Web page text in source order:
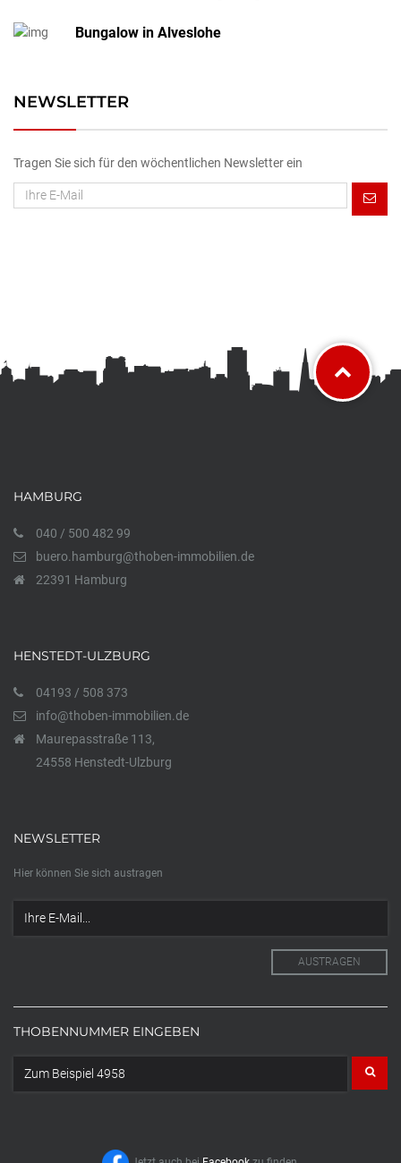
Bungalow in Alveslohe
NEWSLETTER
Tragen Sie sich für den wöchentlichen Newsletter ein
HAMBURG
040 / 500 482 99
buero.hamburg@thoben-immobilien.de
22391 Hamburg
HENSTEDT-ULZBURG
04193 / 508 373
info@thoben-immobilien.de
Maurepasstraße 113,
24558 Henstedt-Ulzburg
NEWSLETTER
Hier können Sie sich austragen
THOBENNUMMER EINGEBEN